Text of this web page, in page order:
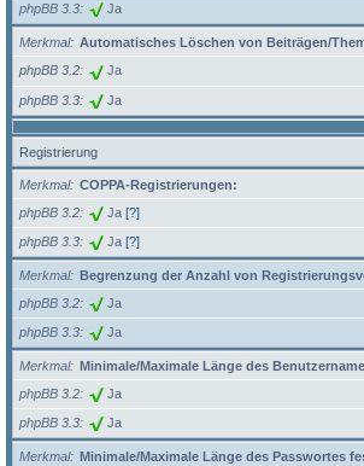
phpBB 3.3 Ja
Merkmal
Automatisches Löschen von Beiträgen/
phpBB 3.2
Ja
phpBB 3.3 Ja
Registrierung
Merkmal
COPPA-Registrierungen:
phpBB 3.2
Ja [?]
phpBB 3.3 Ja [?]
Merkmal
Begrenzung der Anzahl von
phpBB 3.2
Ja
phpBB 3.3 Ja
Merkmal
Minimale/Maximale Länge des
phpBB 3.2
Ja
phpBB 3.3 Ja
Merkmal
Minimale/Maximale Länge des Passwortes